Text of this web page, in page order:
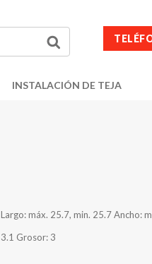
INSTALACIÓN DE TEJA
Largo: máx. 25.7, min. 25.7 Ancho:
3.1 Grosor: 3